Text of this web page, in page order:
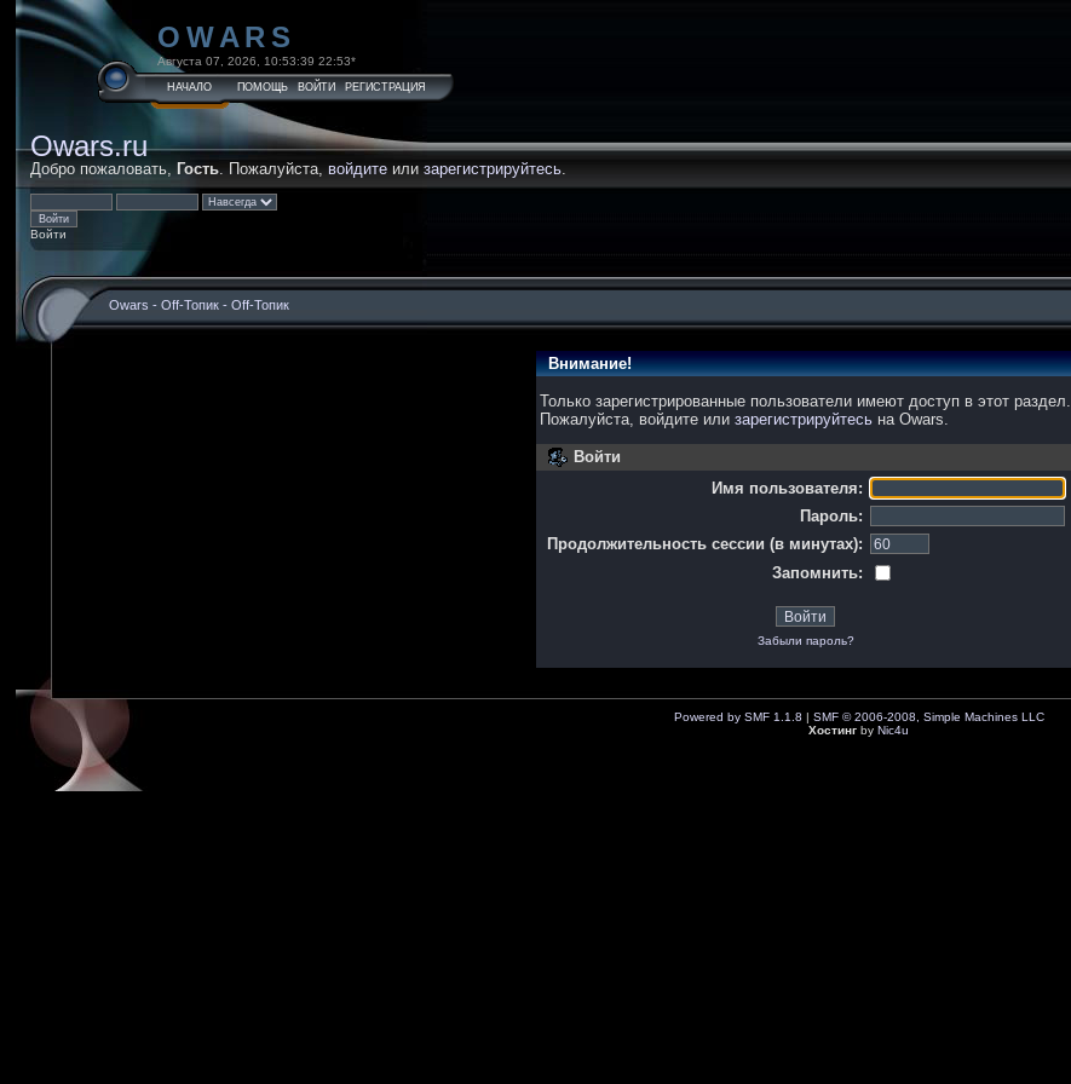
Добро пожаловать, Гость. Пожалуйста, войдите или зарегистрируйтесь.
Войти
Owars.ru
OWARS
Августа 07, 2026, 10:53:39 22:53*
НАЧАЛО ПОМОЩЬ ВОЙТИ РЕГИСТРАЦИЯ
Owars - Off-Топик - Off-Топик
Внимание!
Только зарегистрированные пользователи имеют доступ в этот раздел.
Пожалуйста, войдите илизарегистрируйтесь на Owars.
Войти
Имя пользователя:
Пароль:
Продолжительность сессии (в минутах):
Запомнить:
Забыли пароль?
Powered by SMF 1.1.8 | SMF © 2006-2008, Simple Machines LLC
Хостинг byNic4u